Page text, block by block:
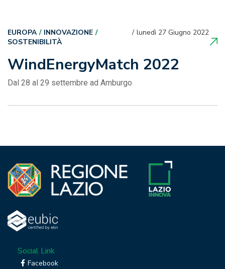
WindEnergyMatch 2022
lunedì 27 Giugno 2022
EUROPA
INNOVAZIONE
SOSTENIBILITÀ
Dal 28 al 29 settembre ad Amburgo
Social Link
Facebook